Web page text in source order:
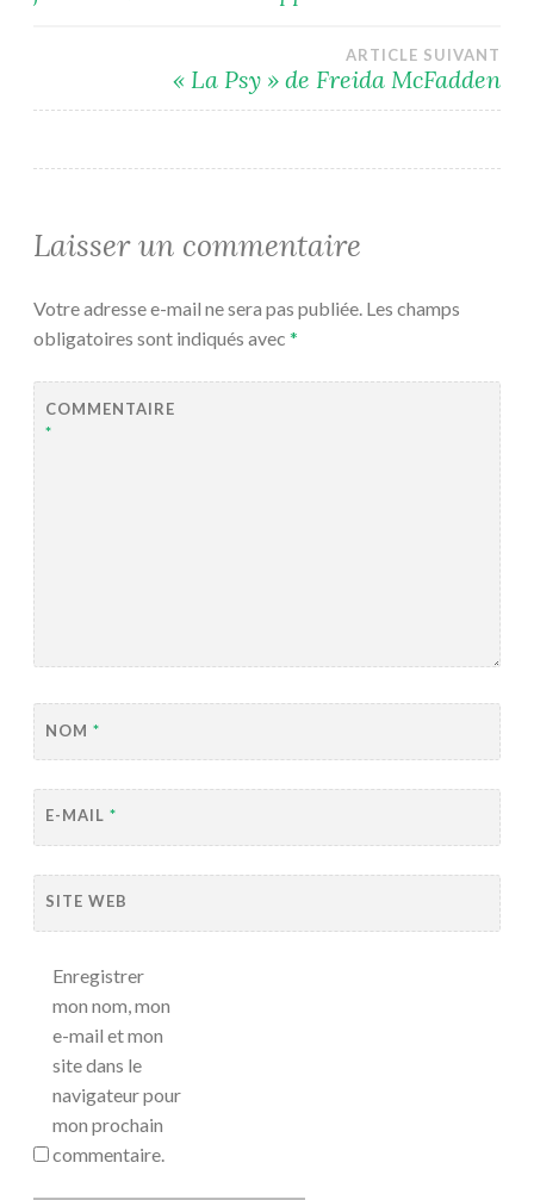
l’article
ARTICLE SUIVANT
« La Psy » de Freida McFadden
Laisser un commentaire
Votre adresse e-mail ne sera pas publiée. Les champs
obligatoires sont indiqués avec *
COMMENTAIRE
*
NOM *
E-MAIL *
SITE WEB
Enregistrer
mon nom, mon
e-mail et mon
site dans le
navigateur pour
mon prochain
commentaire.